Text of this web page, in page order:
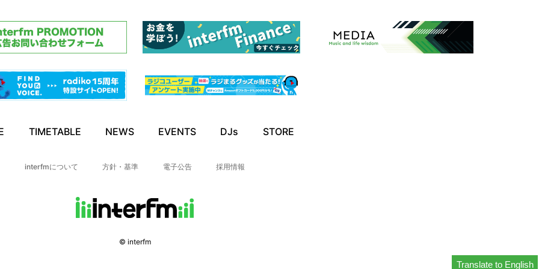
Translate to English
TIMETABLE NEWS EVENTS DJs STORE
interfmについて 方針・基準 電子公告 採用情報
© interfm